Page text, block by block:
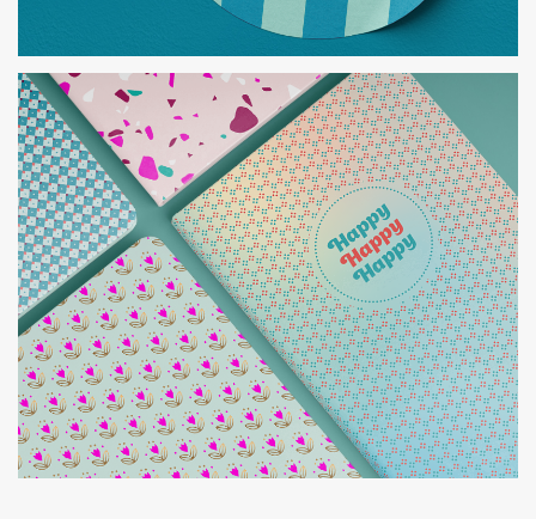
COLLECTION EXPRESSION
DA ET DESIGN PRODUIT